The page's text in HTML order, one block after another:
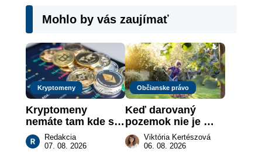
Mohlo by vás zaujímať
Kryptomeny
Kryptomeny
nemáte tam kde si
myslíte: Viete, kde
sa naozaj
Redakcia
07. 08. 2026
Občianske právo
Keď darovaný
pozemok nie je
„hotová vec“: kedy
môže darca žiadať
Viktória Kertészová
06. 08. 2026